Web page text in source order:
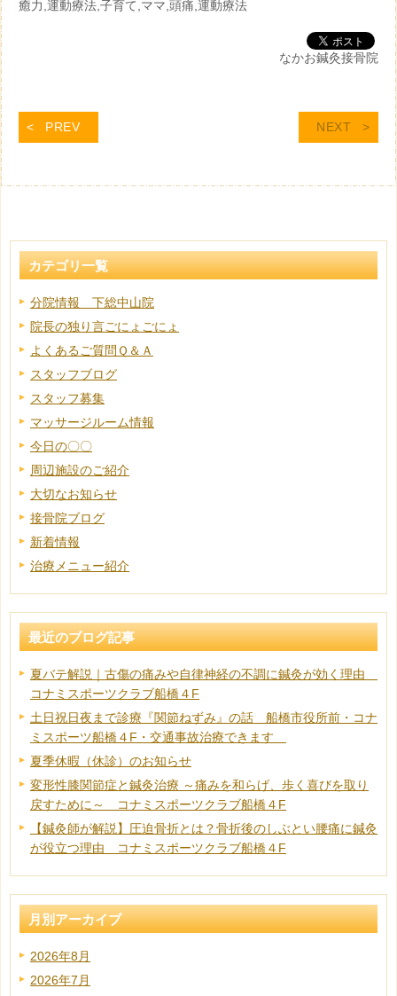
癒力,運動療法,子育て,ママ,頭痛,運動療法
なかお鍼灸接骨院
PREV NEXT
カテゴリ一覧
分院情報 下総中山院
院長の独り言ごにょごにょ
よくあるご質問Ｑ＆Ａ
スタッフブログ
スタッフ募集
マッサージルーム情報
今日の〇〇
周辺施設のご紹介
大切なお知らせ
接骨院ブログ
新着情報
治療メニュー紹介
最近のブログ記事
夏バテ解説｜古傷の痛みや自律神経の不調に鍼灸が効く理由
コナミスポーツクラブ船橋４F
土日祝日夜まで診療『関節ねずみ』の話 船橋市役所前・コナ
ミスポーツ船橋４F・交通事故治療できます
夏季休暇（休診）のお知らせ
変形性膝関節症と鍼灸治療 ～痛みを和らげ、歩く喜びを取り
戻すために～ コナミスポーツクラブ船橋４F
【鍼灸師が解説】圧迫骨折とは？骨折後のしぶとい腰痛に鍼灸
が役立つ理由 コナミスポーツクラブ船橋４F
月別アーカイブ
2026年8月
2026年7月